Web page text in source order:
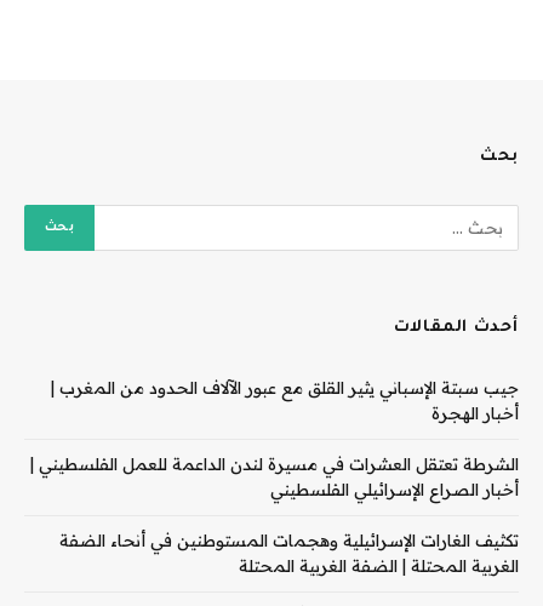
بحث
أحدث المقالات
جيب سبتة الإسباني يثير القلق مع عبور الآلاف الحدود من المغرب |
أخبار الهجرة
الشرطة تعتقل العشرات في مسيرة لندن الداعمة للعمل الفلسطيني |
أخبار الصراع الإسرائيلي الفلسطيني
تكثيف الغارات الإسرائيلية وهجمات المستوطنين في أنحاء الضفة
الغربية المحتلة | الضفة الغربية المحتلة